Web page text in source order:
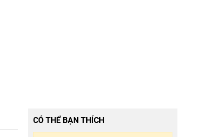
CÓ THỂ BẠN THÍCH